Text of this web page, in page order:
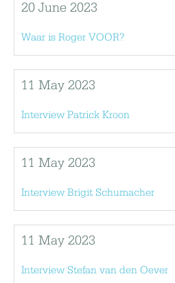
20 June 2023
Waar is Roger VOOR?
11 May 2023
Interview Patrick Kroon
11 May 2023
Interview Brigit Schumacher
11 May 2023
Interview Stefan van den Oever